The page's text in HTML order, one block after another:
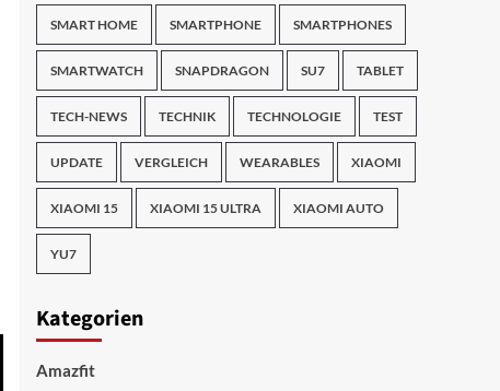
SMART HOME SMARTPHONE SMARTPHONES
SMARTWATCH SNAPDRAGON SU7 TABLET
TECH-NEWS TECHNIK TECHNOLOGIE TEST
UPDATE VERGLEICH WEARABLES XIAOMI
XIAOMI 15 XIAOMI 15 ULTRA XIAOMI AUTO
YU7
Kategorien
Amazfit